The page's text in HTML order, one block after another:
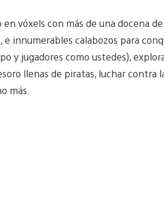
vóxels con más de una docena
e innumerables calabozos para
y jugadores como ustedes),
llenas de piratas, luchar contra
más.